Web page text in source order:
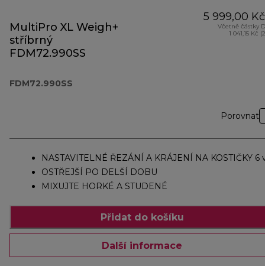
MultiPro XL Weigh+
stříbrný
FDM72.990SS
FDM72.990SS
5 999,00 Kč
Včetně částky
1 041,15 Kč
Porovnat
NASTAVITELNÉ ŘEZÁNÍ A KRÁJENÍ NA KOSTIČKY 6
OSTŘEJŠÍ PO DELŠÍ DOBU
MIXUJTE HORKÉ A STUDENÉ
Přidat do košíku
Další informace